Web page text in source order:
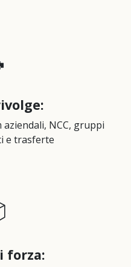
:
NCC, gruppi
e trasferte
forza: